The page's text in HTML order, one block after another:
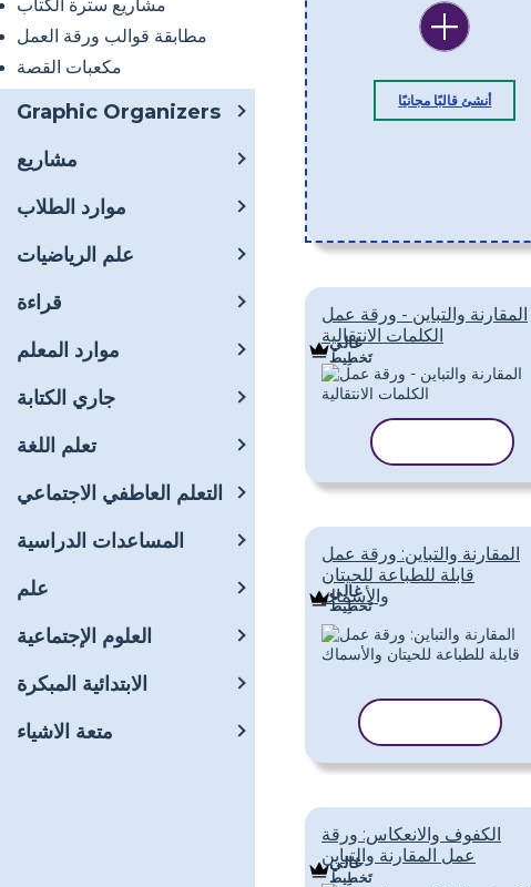
مشاريع سترة الكتاب
مطابقة قوالب ورقة العمل
مكعبات القصة
Graphic Organizers
مشاريع
موارد الطلاب
علم الرياضيات
قراءة
موارد المعلم
جاري الكتابة
تعلم اللغة
التعلم العاطفي الاجتماعي
المساعدات الدراسية
علم
العلوم الإجتماعية
الابتدائية المبكرة
متعة الاشياء
أنشئ قالبًا مجانيًا
المقارنة والتباين - ورقة عمل
الكلمات الانتقالية
غالي
تَخطِيط
المقارنة والتباين: ورقة عمل
قابلة للطباعة للحيتان
والأسماك
غالي
تَخطِيط
الكفوف والانعكاس: ورقة
عمل المقارنة والتباين
غالي
تَخطِيط